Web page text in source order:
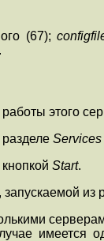
(67);
этого
разделе Services
кнопкой Start.
запускаемой из
имеется